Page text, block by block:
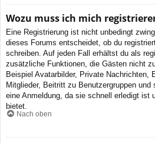
Wozu muss ich mich
Eine Registrierung ist nicht unbedingt
dieses Forums entscheidet, ob du
schreiben. Auf jeden Fall erhältst du als
zusätzliche Funktionen, die Gästen nicht
Beispiel Avatarbilder, Private Nachrichten,
Mitglieder, Beitritt zu Benutzergruppen und
eine Anmeldung, da sie schnell erledigt ist
bietet.
Nach oben